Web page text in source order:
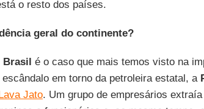
o resto dos países.
geral do continente?
Brasil é o caso que mais temos visto na
em torno da petroleira estatal, a
Jato. Um grupo de empresários